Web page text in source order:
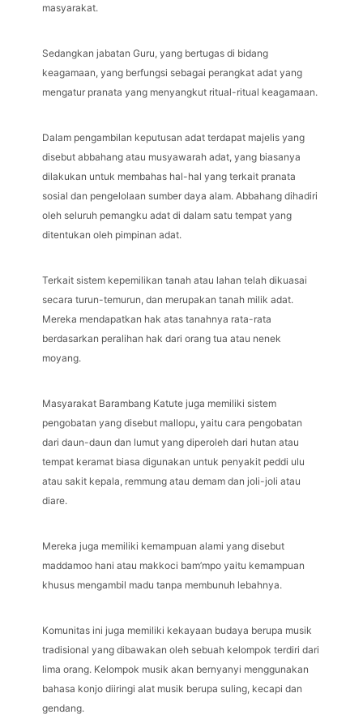
masyarakat.
Sedangkan jabatan Guru, yang bertugas di bidang
keagamaan, yang berfungsi sebagai perangkat adat yang
mengatur pranata yang menyangkut ritual-ritual keagamaan.
Dalam pengambilan keputusan adat terdapat majelis yang
disebut abbahang atau musyawarah adat, yang biasanya
dilakukan untuk membahas hal-hal yang terkait pranata
sosial dan pengelolaan sumber daya alam. Abbahang dihadiri
oleh seluruh pemangku adat di dalam satu tempat yang
ditentukan oleh pimpinan adat.
Terkait sistem kepemilikan tanah atau lahan telah dikuasai
secara turun-temurun, dan merupakan tanah milik adat.
Mereka mendapatkan hak atas tanahnya rata-rata
berdasarkan peralihan hak dari orang tua atau nenek
moyang.
Masyarakat Barambang Katute juga memiliki sistem
pengobatan yang disebut mallopu, yaitu cara pengobatan
dari daun-daun dan lumut yang diperoleh dari hutan atau
tempat keramat biasa digunakan untuk penyakit peddi ulu
atau sakit kepala, remmung atau demam dan joli-joli atau
diare.
Mereka juga memiliki kemampuan alami yang disebut
maddamoo hani atau makkoci bam’mpo yaitu kemampuan
khusus mengambil madu tanpa membunuh lebahnya.
Komunitas ini juga memiliki kekayaan budaya berupa musik
tradisional yang dibawakan oleh sebuah kelompok terdiri dari
lima orang. Kelompok musik akan bernyanyi menggunakan
bahasa konjo diiringi alat musik berupa suling, kecapi dan
gendang.